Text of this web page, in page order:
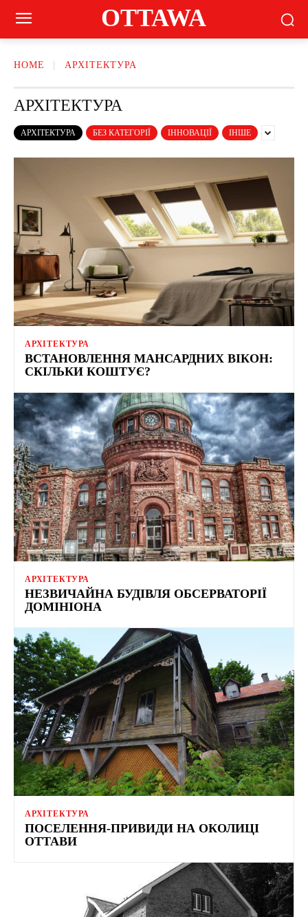
OTTAWA
HOME АРХІТЕКТУРА
АРХІТЕКТУРА
АРХІТЕКТУРА БЕЗ КАТЕГОРІЇ ІННОВАЦІЇ ІНШЕ
АРХІТЕКТУРА
ВСТАНОВЛЕННЯ МАНСАРДНИХ ВІКОН:
СКІЛЬКИ КОШТУЄ?
АРХІТЕКТУРА
НЕЗВИЧАЙНА БУДІВЛЯ ОБСЕРВАТОРІЇ
ДОМІНІОНА
АРХІТЕКТУРА
ПОСЕЛЕННЯ-ПРИВИДИ НА ОКОЛИЦІ
ОТТАВИ